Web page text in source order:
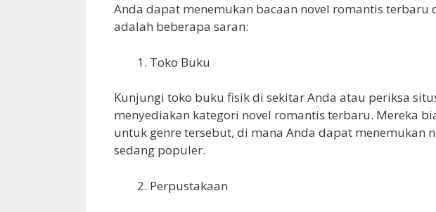
Anda dapat menemukan bacaan novel romantis
adalah beberapa saran:
Toko Buku
Kunjungi toko buku fisik di sekitar Anda atau periksa
menyediakan kategori novel romantis terbaru. Mereka
untuk genre tersebut, di mana Anda dapat menemukan
sedang populer.
Perpustakaan